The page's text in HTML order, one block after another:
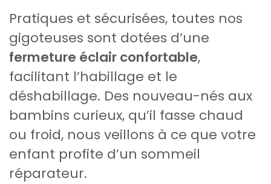
Pratiques et sécurisées, toutes nos
gigoteuses sont dotées d’une
fermeture éclair confortable,
facilitant l’habillage et le
déshabillage. Des nouveau-nés aux
bambins curieux, qu’il fasse chaud
ou froid, nous veillons à ce que votre
enfant profite d’un sommeil
réparateur.